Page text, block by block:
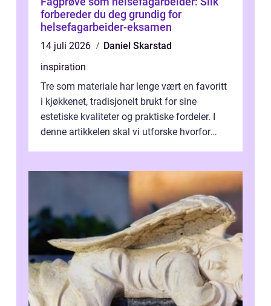
forbereder du deg grundig for
helsefagarbeider-eksamen
14 juli 2026
Daniel Skarstad
inspiration
Tre som materiale har lenge vært en favoritt
i kjøkkenet, tradisjonelt brukt for sine
estetiske kvaliteter og praktiske fordeler. I
denne artikkelen skal vi utforske hvorfor